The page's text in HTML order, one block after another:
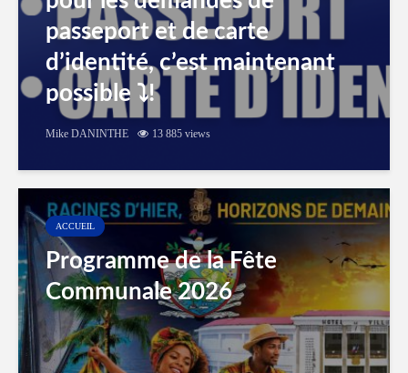
passeport et de carte
d’identité, c’est maintenant
possible ⤵️!
Mike DANINTHE 13 885 views
ACCUEIL
Programme de la Fête
Communale 2026